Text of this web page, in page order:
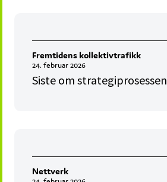
Fremtidens kollektivtrafikk
24. februar 2026
Siste om strategiprosessen
Nettverk